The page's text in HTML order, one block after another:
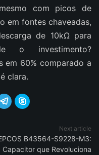
com picos de
em fontes chaveadas,
de 10kΩ para
o investimento?
em 60% comparado a
clara.
 
Next article
B43564-S9228-M3:
Capacitor que Revoluciona